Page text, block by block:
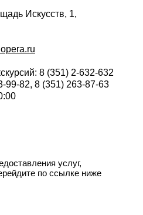
Искусств, 1,
8 (351) 2-632-632
99-82, 8 (351) 263-87-63
услуг,
по ссылке ниже